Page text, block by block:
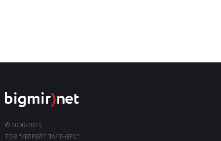
© 2000-2024,
ТОВ "КЕПРЕЙТ ПАРТНЕРС".